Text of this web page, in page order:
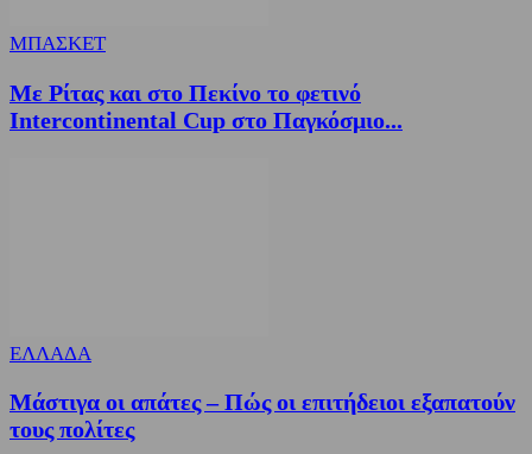
ΜΠΑΣΚΕΤ
Με Ρίτας και στο Πεκίνο το φετινό
Intercontinental Cup στο Παγκόσμιο...
ΕΛΛΑΔΑ
Μάστιγα οι απάτες – Πώς οι επιτήδειοι εξαπατούν
τους πολίτες